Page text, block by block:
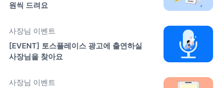
원씩 드려요
사장님 이벤트
[EVENT] 토스플레이스 광고에 출연하실
사장님을 찾아요
사장님 이벤트